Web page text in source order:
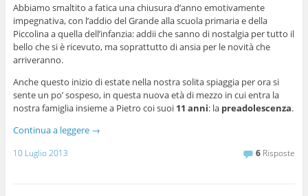
Abbiamo smaltito a fatica una chiusura d’anno emotivamente
impegnativa, con l’addio del Grande alla scuola primaria e della
Piccolina a quella dell’infanzia: addii che sanno di nostalgia per tutto il
bello che si è ricevuto, ma soprattutto di ansia per le novità che
arriveranno.
Anche questo inizio di estate nella nostra solita spiaggia per ora si
sente un po’ sospeso, in questa nuova età di mezzo in cui entra la
nostra famiglia insieme a Pietro coi suoi 11 anni: la preadolescenza.
Continua a leggere →
10 Luglio 2013 6 Risposte